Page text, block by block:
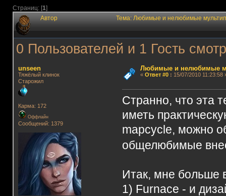
Страниц: [1]
Автор Тема: Любимые и нелюбимые
0 Пользователей и 1 Гость
unseen
Тяжёлый клинок
Старожил
Карма: 172
Оффлайн
Сообщений: 1379
Любимые и нелюбимые
« Ответ #0: 15/07/2010 11:23:58
Странно, что эта
иметь
mapcycle, можно
общелюбимые
Итак, мне больше
1) Furnace - и